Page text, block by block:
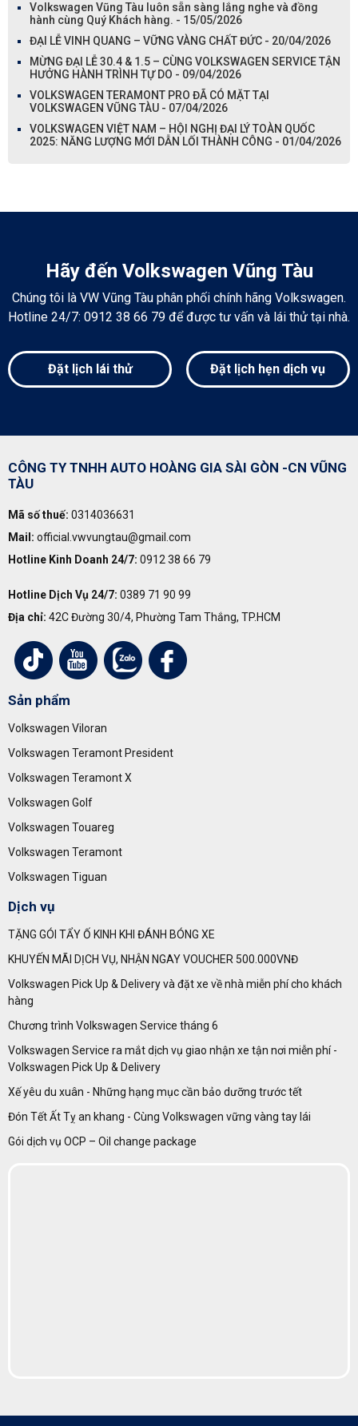
Volkswagen Vũng Tàu luôn sẵn sàng lắng nghe và đồng
hành cùng Quý Khách hàng. - 15/05/2026
ĐẠI LỄ VINH QUANG – VỮNG VÀNG CHẤT ĐỨC - 20/04/2026
MỪNG ĐẠI LỄ 30.4 & 1.5 – CÙNG VOLKSWAGEN SERVICE TẬN
HƯỞNG HÀNH TRÌNH TỰ DO - 09/04/2026
VOLKSWAGEN TERAMONT PRO ĐÃ CÓ MẶT TẠI
VOLKSWAGEN VŨNG TÀU - 07/04/2026
VOLKSWAGEN VIỆT NAM – HỘI NGHỊ ĐẠI LÝ TOÀN QUỐC
2025: NĂNG LƯỢNG MỚI DẪN LỐI THÀNH CÔNG - 01/04/2026
Hãy đến Volkswagen Vũng Tàu
Chúng tôi là VW Vũng Tàu phân phối chính hãng Volkswagen.
Hotline 24/7: 0912 38 66 79 để được tư vấn và lái thử tại nhà.
Đặt lịch lái thử Đặt lịch hẹn dịch vụ
CÔNG TY TNHH AUTO HOÀNG GIA SÀI GÒN -CN VŨNG
TÀU
Mã số thuế: 0314036631
Mail: official.vwvungtau@gmail.com
Hotline Kinh Doanh 24/7: 0912 38 66 79
Hotline Dịch Vụ 24/7: 0389 71 90 99
Địa chỉ: 42C Đường 30/4, Phường Tam Thắng, TP.HCM
Sản phẩm
Volkswagen Viloran
Volkswagen Teramont President
Volkswagen Teramont X
Volkswagen Golf
Volkswagen Touareg
Volkswagen Teramont
Volkswagen Tiguan
Dịch vụ
TẶNG GÓI TẨY Ố KINH KHI ĐÁNH BÓNG XE
KHUYẾN MÃI DỊCH VỤ, NHẬN NGAY VOUCHER 500.000VNĐ
Volkswagen Pick Up & Delivery và đặt xe về nhà miễn phí cho khách
hàng
Chương trình Volkswagen Service tháng 6
Volkswagen Service ra mắt dịch vụ giao nhận xe tận nơi miễn phí -
Volkswagen Pick Up & Delivery
Xế yêu du xuân - Những hạng mục cần bảo dưỡng trước tết
Đón Tết Ất Tỵ an khang - Cùng Volkswagen vững vàng tay lái
Gói dịch vụ OCP – Oil change package